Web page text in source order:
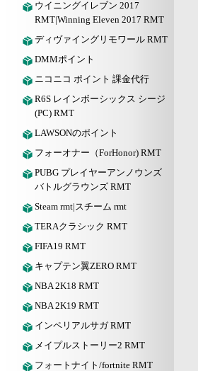
ウイニングイレブン 2017
RMT|Winning Eleven 2017 RMT
ディヴァイングリモワール RMT
DMMポイント
ニコニコ ポイント 課金代行
R6S レインボーシックス シージ
(PC) RMT
LAWSONのポイント
フォーオナー（ForHonor) RMT
PUBG プレイヤーアンノウンズ
バトルグラウンズ RMT
Steam rmt|スチーム rmt
TERAクラシック RMT
FIFA19 RMT
キャプテン翼ZERO RMT
NBA 2K18 RMT
NBA 2K19 RMT
インペリアルサガ RMT
メイプルストーリー2 RMT
フォートナイト/fortnite RMT